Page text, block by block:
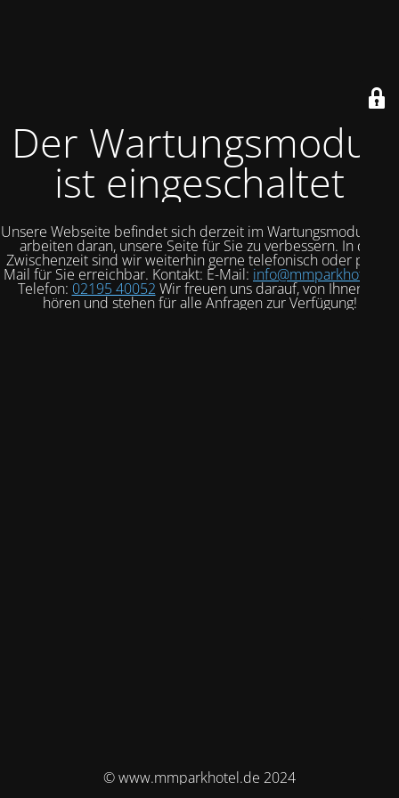
Der Wartungsmodus
ist eingeschaltet
Unsere Webseite befindet sich derzeit im Wartungsmodus. Wir
arbeiten daran, unsere Seite für Sie zu verbessern. In der
Zwischenzeit sind wir weiterhin gerne telefonisch oder per E-
Mail für Sie erreichbar. Kontakt: E-Mail: info@mmparkhotel.de
Telefon: 02195 40052 Wir freuen uns darauf, von Ihnen zu
hören und stehen für alle Anfragen zur Verfügung!
© www.mmparkhotel.de 2024